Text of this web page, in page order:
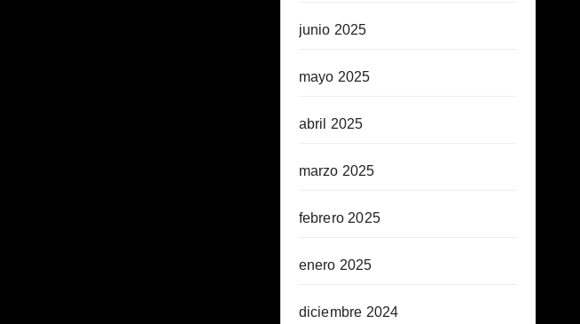
junio 2025
mayo 2025
abril 2025
marzo 2025
febrero 2025
enero 2025
diciembre 2024